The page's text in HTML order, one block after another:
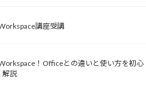
講座受講
！Officeとの違いと使い方を初心
解説